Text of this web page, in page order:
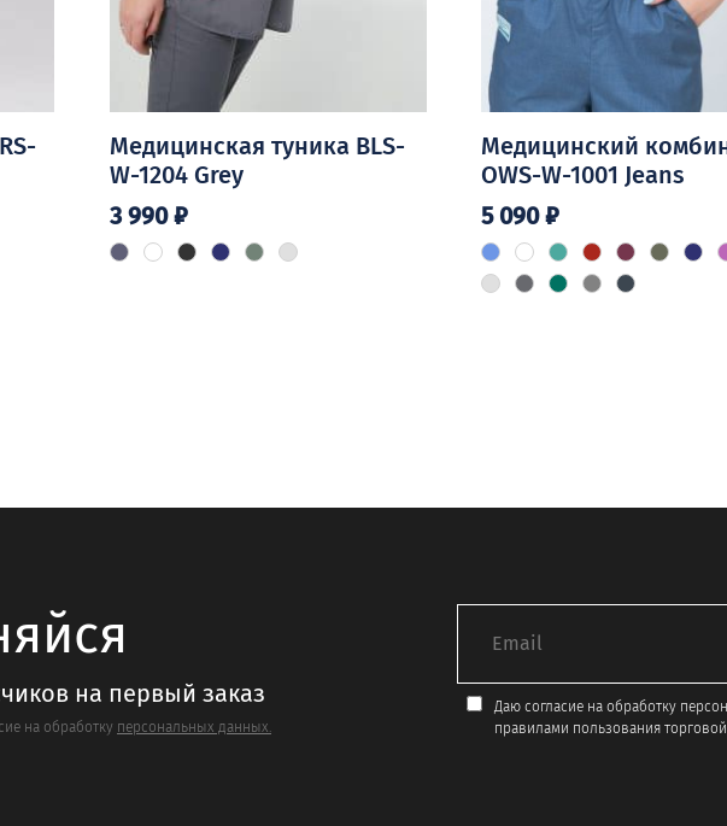
Медицинская туника BLS-
W-1204 Grey
3 990₽
Этот
странице
Медицинский
OWS-W-1001 Jeans
5 090₽
Этот
товар
странице
на первый заказ
на обработку персональных данных.
Даю согласие на обработку
правилами пользования